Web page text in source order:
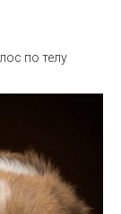
по телу